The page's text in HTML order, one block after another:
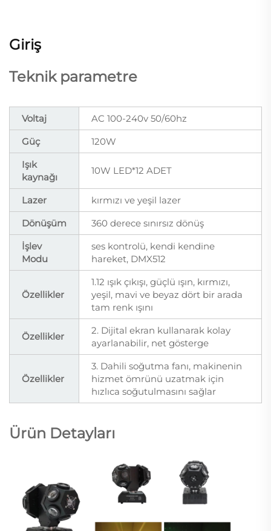
Giriş
Teknik parametre
Voltaj
AC 100-240v 50/60hz
Güç
120W
Işık
kaynağı
10W LED*12 ADET
Lazer
kırmızı ve yeşil lazer
Dönüşüm
360 derece sınırsız dönüş
İşlev
Modu
ses kontrolü, kendi kendine
hareket, DMX512
Özellikler
1.12 ışık çıkışı, güçlü ışın, kırmızı,
yeşil, mavi ve beyaz dört bir arada
tam renk ışını
Özellikler
2. Dijital ekran kullanarak kolay
ayarlanabilir, net gösterge
Özellikler
3. Dahili soğutma fanı, makinenin
hizmet ömrünü uzatmak için
hızlıca soğutulmasını sağlar
Ürün Detayları